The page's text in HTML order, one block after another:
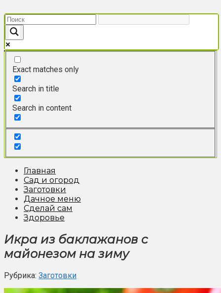
к
контенту
Exact matches only
Search in title
Search in content
Главная
Сад и огород
Заготовки
Дачное меню
Сделай сам
Здоровье
Икра из баклажанов с
майонезом на зиму
Рубрика: Заготовки